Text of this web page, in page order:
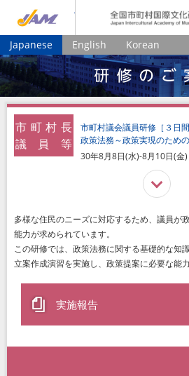
Japanese English Korean
市町村議会議員研修［３日
政策法務～政策実現のため
30年8月8日(水)-8月10日(金)
市 町 村 長
議
員 等
多様な住民のニーズに対応するため、議員が
能力が求められています。
この研修では、政策法務に関する基礎的な知
立案作成演習を実施し、政策提案に必要な能力
実施報告